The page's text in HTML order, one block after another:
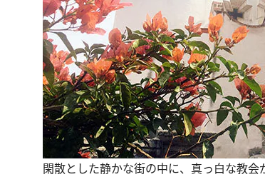
閑散とした静かな街の中に、真っ白な教